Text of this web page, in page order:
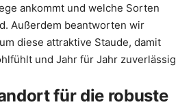
ankommt und welche Sorten
Außerdem beantworten wir
diese attraktive Staude, damit
und Jahr für Jahr zuverlässig
für die robuste